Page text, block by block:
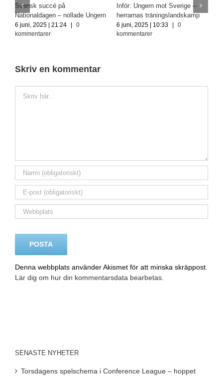
Svensk succé på
Nationaldagen – nollade Ungern
6 juni, 2025 | 21:24
0
kommentarer
Inför: Ungern mot Sverige –
herrarnas träningslandskamp
6 juni, 2025 | 10:33
0
kommentarer
Skriv en kommentar
Denna webbplats använder Akismet för att minska skräppost.
Lär dig om hur din kommentarsdata bearbetas
SENASTE NYHETER
Torsdagens spelschema i Conference League – hoppet